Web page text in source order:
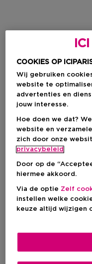
COOKIES OP
Wij gebruiken
website te
advertenties en
jouw interesse.
Hoe doen we dat?
website en
zich door onze
privacybeleid
Door op de
hiermee akkoord.
Via de optie Zelf
instellen welke
keuze altijd wijzigen